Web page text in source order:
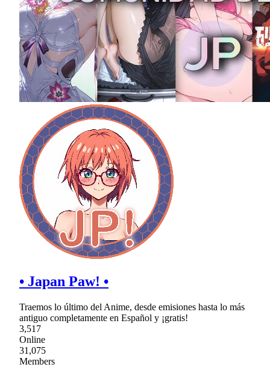
• Japan Paw! •
Traemos lo último del Anime, desde emisiones hasta lo más
antiguo completamente en Español y ¡gratis!
3,517
Online
31,075
Members